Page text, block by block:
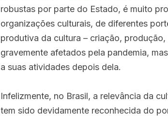
robustas por parte do Estado, é muito
organizações culturais, de diferentes
produtiva da cultura – criação,
gravemente afetados pela pandemia,
a suas atividades depois dela.
Infelizmente, no Brasil, a relevância da
tem sido devidamente reconhecida do